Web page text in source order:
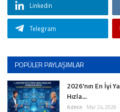
Linkedin
Telegram
POPÜLER PAYLAŞIMLAR
2026'nın En İyi
Hızla...
Admin Mar 24, 2026